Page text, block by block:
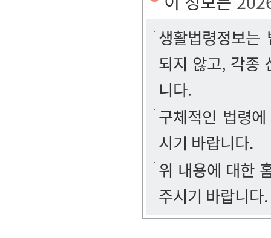
생활법령정보
되지 않고, 각종
니다.
구체적인 법령
시기 바랍니다.
위 내용에 대한
주시기 바랍니다.